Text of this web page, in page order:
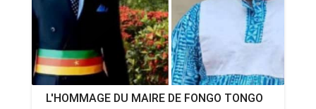
L'HOMMAGE DU MAIRE DE FONGO TONGO